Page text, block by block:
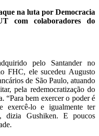
na luta por Democracia
com colaboradores do
pelo Santander no
FHC, ele sucedeu Augusto
de São Paulo, atuando
pela redemocratização do
“Para bem exercer o poder é
exercê-lo e igualmente ter
dizia Gushiken. E poucos